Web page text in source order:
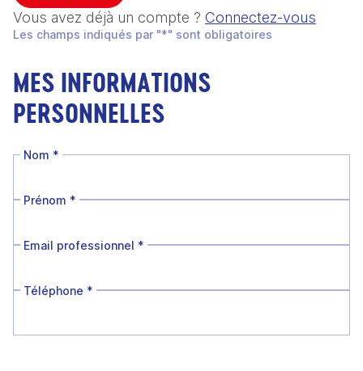
Vous avez déjà un compte ? Connectez-vous
Les champs indiqués par "*" sont obligatoires
MES INFORMATIONS
PERSONNELLES
Nom *
Prénom *
Email professionnel *
Téléphone *